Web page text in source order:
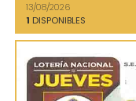
13/08/2026
1 DISPONIBLES